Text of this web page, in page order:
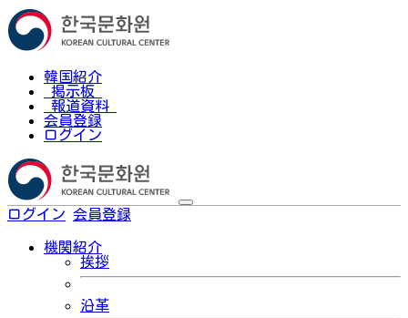
韓国紹介
掲示板
報道資料
会員登録
ログイン
ログイン 会員登録
機関紹介
挨拶
沿革